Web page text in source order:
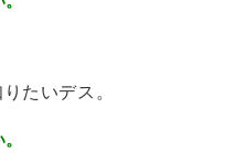
たいデス。